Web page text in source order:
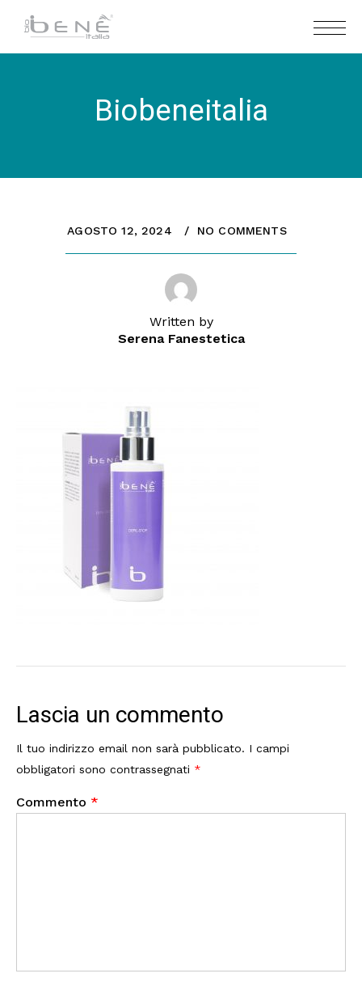
Biobeneitalia
AGOSTO 12, 2024 NO COMMENTS
Written by
Serena Fanestetica
Lascia un commento
Il tuo indirizzo email non sarà pubblicato. I campi
obbligatori sono contrassegnati *
Commento *